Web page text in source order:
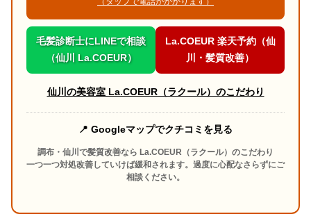
毛髪診断士にLINEで相談
（仙川 La.COEUR）
La.COEUR 楽天予約（仙
川・髪質改善）
仙川の美容室 La.COEUR（ラクール）のこだわり
📍 Googleマップでクチコミを見る
調布・仙川で髪質改善なら La.COEUR（ラクール）のこだわり
一つ一つ対処改善していけば緩和されます。過度に心配なさらずにご
相談ください。